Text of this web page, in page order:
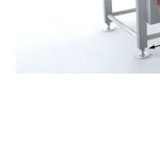
[GTRANSLATE